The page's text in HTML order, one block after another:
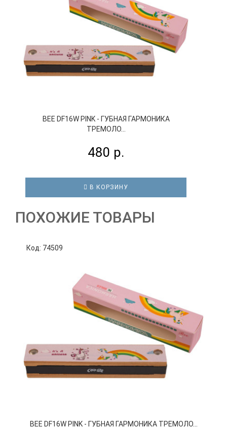
BEE DF16W PINK - ГУБНАЯ ГАРМОНИКА
ТРЕМОЛО...
480 р.
В КОРЗИНУ
ПОХОЖИЕ ТОВАРЫ
Код: 74509
BEE DF16W PINK - ГУБНАЯ ГАРМОНИКА ТРЕМОЛО...